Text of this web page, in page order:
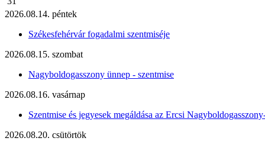
2026.08.14. péntek
Székesfehérvár fogadalmi szentmiséje
2026.08.15. szombat
Nagyboldogasszony ünnep - szentmise
2026.08.16. vasárnap
Szentmise és jegyesek megáldása az Ercsi
2026.08.20. csütörtök